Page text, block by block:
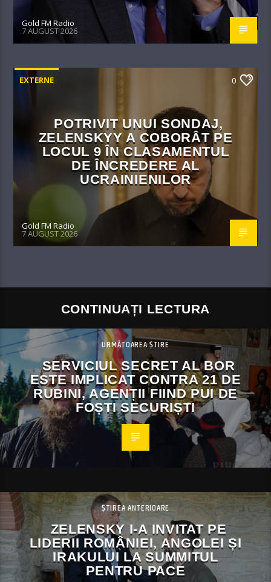
Gold FM Radio
7 AUGUST 2026
EXTERNE 0
POTRIVIT UNUI SONDAJ,
ZELENSKYY A COBORÂT PE
LOCUL 9 ÎN CLASAMENTUL
DE ÎNCREDERE AL
UCRAINIENILOR
Gold FM Radio
7 AUGUST 2026
CONTINUAȚI LECTURA
URMĂTOAREA ȘTIRE
SERVICIUL SECRET AL BOR
ESTE IMPLICAT CONTRA 21 DE
RUBINI, AGENȚII FIIND PUI DE
FOȘTI SECURIȘTI
ȘTIREA ANTERIOARE
ZELENSKY I-A INVITAT PE
LIDERII ROMÂNIEI, ANGOLEI ȘI
IRAKULUI LA SUMMITUL
PENTRU PACE